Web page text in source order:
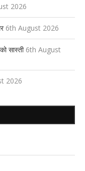
2026
6th August 2026
सास्ती 6th August
2026